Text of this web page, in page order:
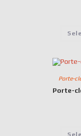
Porte-
Porte-